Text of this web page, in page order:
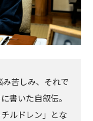
苦しみ、それで
書いた自叙伝。
ルドレン」とな